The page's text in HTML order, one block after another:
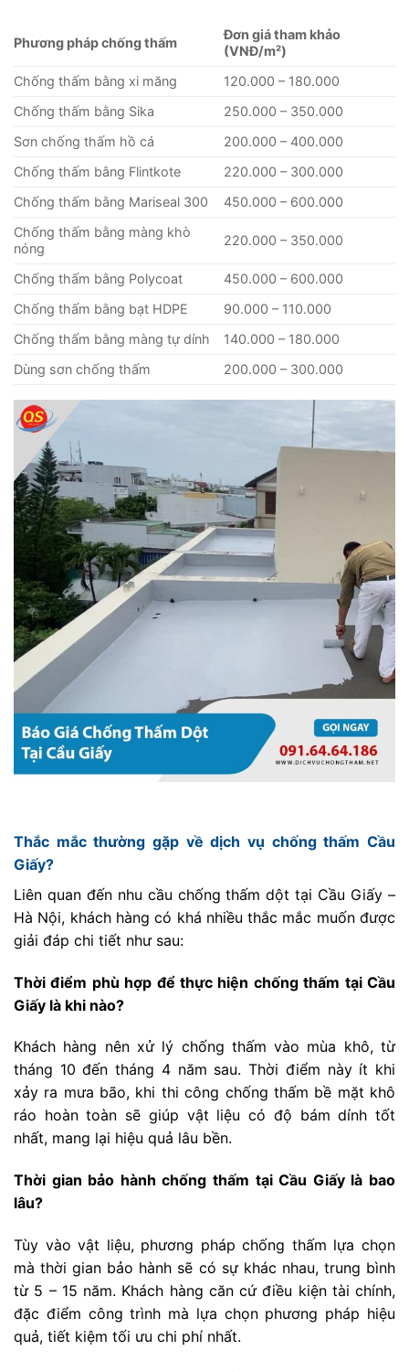
Phương pháp chống thấm
Đơn giá tham khảo
(VNĐ/m²)
Chống thấm bằng xi măng
120.000 – 180.000
Chống thấm bằng Sika
250.000 – 350.000
Sơn chống thấm hồ cá
200.000 – 400.000
Chống thấm bằng Flintkote
220.000 – 300.000
Chống thấm bằng Mariseal 300
450.000 – 600.000
Chống thấm bằng màng khò
nóng
220.000 – 350.000
Chống thấm bằng Polycoat
450.000 – 600.000
Chống thấm bằng bạt HDPE
90.000 – 110.000
Chống thấm bằng màng tự dính
140.000 – 180.000
Dùng sơn chống thấm
200.000 – 300.000
Thắc mắc thường gặp về dịch vụ chống thấm Cầu
Giấy?
Liên quan đến nhu cầu chống thấm dột tại Cầu Giấy –
Hà Nội, khách hàng có khá nhiều thắc mắc muốn được
giải đáp chi tiết như sau:
Thời điểm phù hợp để thực hiện chống thấm tại Cầu
Giấy là khi nào?
Khách hàng nên xử lý chống thấm vào mùa khô, từ
tháng 10 đến tháng 4 năm sau. Thời điểm này ít khi
xảy ra mưa bão, khi thi công chống thấm bề mặt khô
ráo hoàn toàn sẽ giúp vật liệu có độ bám dính tốt
nhất, mang lại hiệu quả lâu bền.
Thời gian bảo hành chống thấm tại Cầu Giấy là bao
lâu?
Tùy vào vật liệu, phương pháp chống thấm lựa chọn
mà thời gian bảo hành sẽ có sự khác nhau, trung bình
từ 5 – 15 năm. Khách hàng căn cứ điều kiện tài chính,
đặc điểm công trình mà lựa chọn phương pháp hiệu
quả, tiết kiệm tối ưu chi phí nhất.